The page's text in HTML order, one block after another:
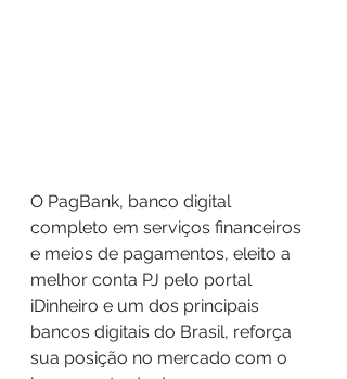
O PagBank, banco digital
completo em serviços financeiros
e meios de pagamentos, eleito a
melhor conta PJ pelo portal
iDinheiro e um dos principais
bancos digitais do Brasil, reforça
sua posição no mercado com o